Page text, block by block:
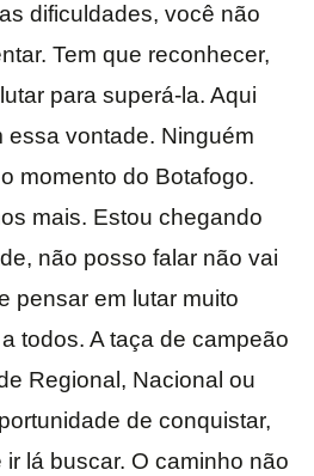
dificuldades, você não
Tem que reconhecer,
para superá-la. Aqui
essa vontade. Ninguém
momento do Botafogo.
mais. Estou chegando
não posso falar não vai
pensar em lutar muito
todos. A taça de campeão
Regional, Nacional ou
de conquistar,
lá buscar. O caminho não